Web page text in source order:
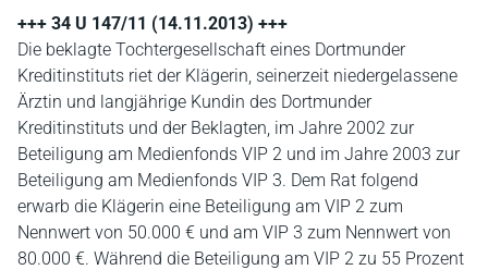
+++ 34 U 147/11 (14.11.2013) +++
Die beklagte Tochtergesellschaft eines Dortmunder
Kreditinstituts riet der Klägerin, seinerzeit niedergelassene
Ärztin und langjährige Kundin des Dortmunder
Kreditinstituts und der Beklagten, im Jahre 2002 zur
Beteiligung am Medienfonds VIP 2 und im Jahre 2003 zur
Beteiligung am Medienfonds VIP 3. Dem Rat folgend
erwarb die Klägerin eine Beteiligung am VIP 2 zum
Nennwert von 50.000 € und am VIP 3 zum Nennwert von
80.000 €. Während die Beteiligung am VIP 2 zu 55 Prozent